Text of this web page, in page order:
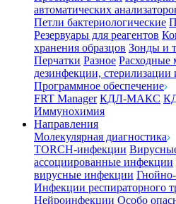
автоматических
Петли бактериологические
Резервуары для реагентов
хранения образцов Зонды и
Перчатки Разное Расходные
дезинфекции, стерилизации
Программное обеспечение
FRT Manager КДЛ-МАКС
Иммунохимия
Направления
Молекулярная диагностика
TORCH-инфекции
ассоциированные инфекции
вирусные инфекции
Инфекции респираторного
Нейроинфекции Особо